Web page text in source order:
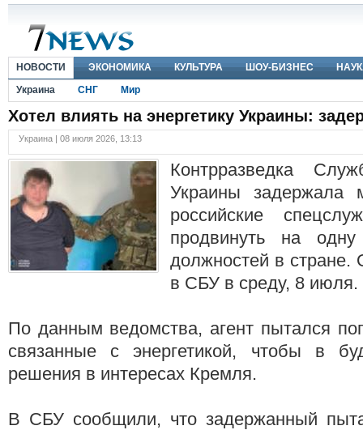
НОВОСТИ ЭКОНОМИКА КУЛЬТУРА ШОУ-БИЗНЕС
Украина
СНГ Мир
Хотел влиять на энергетику Украины:
Украина | 08 июля 2026, 13:13
Контрразведка
Украины задержала
российские
продвинуть на
должностей в
в СБУ в среду, 8 июля.
По данным ведомства, агент пытался
связанные с энергетикой, чтобы в
решения в интересах Кремля.
В СБУ сообщили, что задержанный